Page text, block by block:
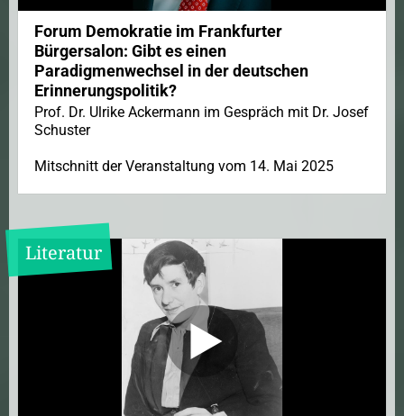
Forum Demokratie im Frankfurter
Bürgersalon: Gibt es einen
Paradigmenwechsel in der deutschen
Erinnerungspolitik?
Prof. Dr. Ulrike Ackermann im Gespräch mit Dr. Josef
Schuster
Mitschnitt der Veranstaltung vom 14. Mai 2025
Literatur